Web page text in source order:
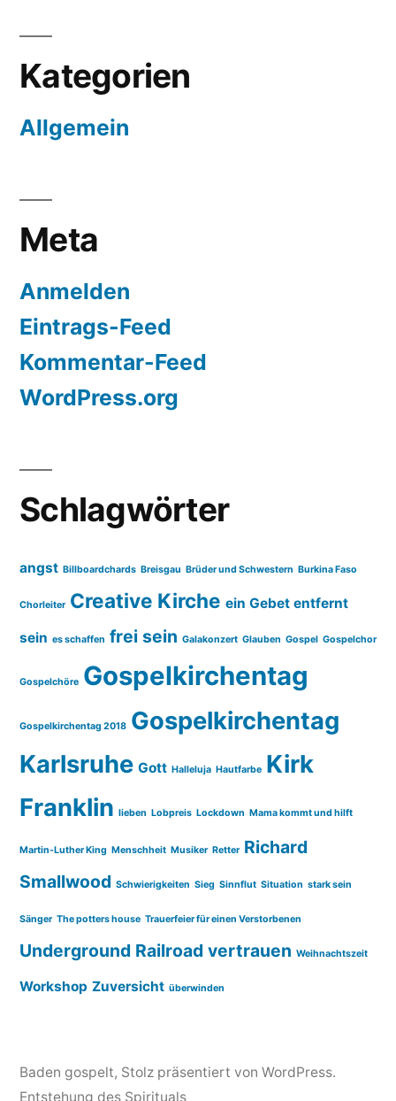
Kategorien
Allgemein
Meta
Anmelden
Eintrags-Feed
Kommentar-Feed
WordPress.org
Schlagwörter
angst Billboardchards Breisgau Brüder und Schwestern Burkina Faso
Chorleiter Creative Kirche ein Gebet entfernt
sein es schaffen frei sein Galakonzert Glauben Gospel Gospelchor
Gospelchöre Gospelkirchentag
Gospelkirchentag 2018 Gospelkirchentag
Karlsruhe Gott Halleluja Hautfarbe Kirk
Franklin lieben Lobpreis Lockdown Mama kommt und hilft
Martin-Luther King Menschheit Musiker Retter Richard
Smallwood Schwierigkeiten Sieg Sinnflut Situation stark sein
Sänger The potters house Trauerfeier für einen Verstorbenen
Underground Railroad vertrauen Weihnachtszeit
Workshop Zuversicht überwinden
Baden gospelt, Stolz präsentiert von WordPress.
Entstehung des Spirituals